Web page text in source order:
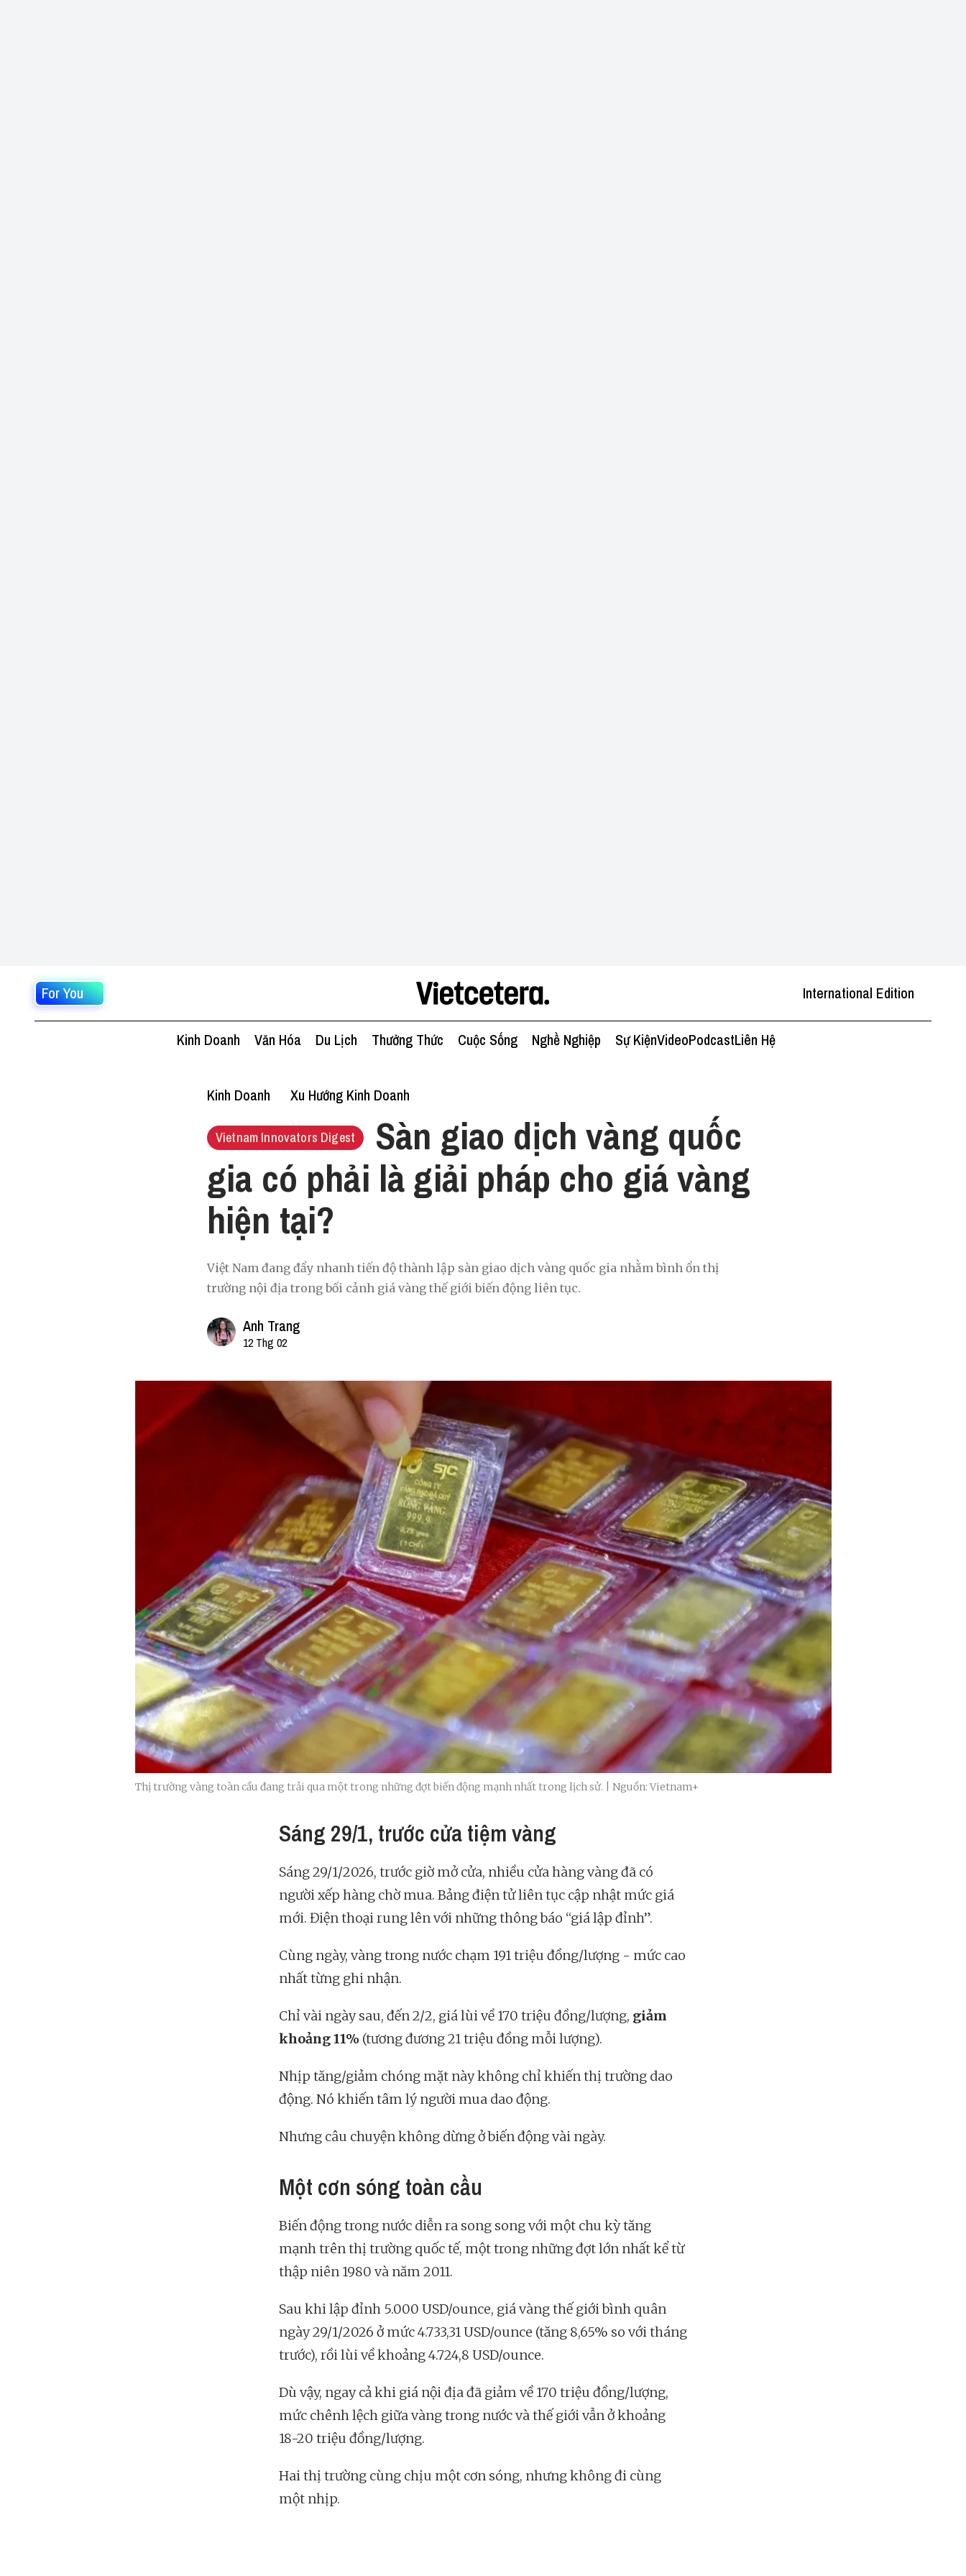
For You International Edition
Kinh Doanh Văn Hóa Du Lịch Thưởng Thức Cuộc Sống Nghề Nghiệp Sự KiệnVideoPodcastLiên Hệ
Kinh Doanh Xu Hướng Kinh Doanh
Vietnam Innovators Digest
Sàn giao dịch vàng quốc
gia có phải là giải pháp cho giá vàng
hiện tại?
Việt Nam đang đẩy nhanh tiến độ thành lập sàn giao dịch vàng quốc gia nhằm bình ổn thị
trường nội địa trong bối cảnh giá vàng thế giới biến động liên tục.
Anh Trang
12 Thg 02
Thị trường vàng toàn cầu đang trải qua một trong những đợt biến động mạnh nhất trong lịch sử. | Nguồn: Vietnam+
Sáng 29/1, trước cửa tiệm vàng
Sáng 29/1/2026, trước giờ mở cửa, nhiều cửa hàng vàng đã có
người xếp hàng chờ mua. Bảng điện tử liên tục cập nhật mức giá
mới. Điện thoại rung lên với những thông báo “giá lập đỉnh”.
Cùng ngày, vàng trong nước chạm 191 triệu đồng/lượng - mức cao
nhất từng ghi nhận.
Chỉ vài ngày sau, đến 2/2, giá lùi về 170 triệu đồng/lượng, giảm
khoảng 11% (tương đương 21 triệu đồng mỗi lượng).
Nhịp tăng/giảm chóng mặt này không chỉ khiến thị trường dao
động. Nó khiến tâm lý người mua dao động.
Nhưng câu chuyện không dừng ở biến động vài ngày.
Một cơn sóng toàn cầu
Biến động trong nước diễn ra song song với một chu kỳ tăng
mạnh trên thị trường quốc tế, một trong những đợt lớn nhất kể từ
thập niên 1980 và năm 2011.
Sau khi lập đỉnh 5.000 USD/ounce, giá vàng thế giới bình quân
ngày 29/1/2026 ở mức 4.733,31 USD/ounce (tăng 8,65% so với tháng
trước), rồi lùi về khoảng 4.724,8 USD/ounce.
Dù vậy, ngay cả khi giá nội địa đã giảm về 170 triệu đồng/lượng,
mức chênh lệch giữa vàng trong nước và thế giới vẫn ở khoảng
18-20 triệu đồng/lượng.
Hai thị trường cùng chịu một cơn sóng, nhưng không đi cùng
một nhịp.